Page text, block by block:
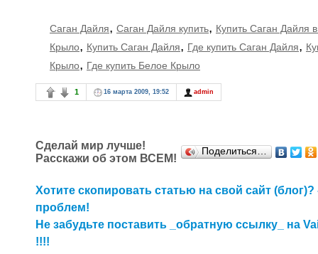
Саган Дайля, Саган Дайля купить, Купить Саган Дайля
Крыло, Купить Саган Дайля, Где купить Саган Дайля,
Крыло, Где купить Белое Крыло
1 16 марта 2009, 19:52 admin
Сделай мир лучше!
Расскажи об этом ВСЕМ!
Поделиться…
Хотите скопировать статью на свой сайт (блог)?
проблем!
Не забудьте поставить _обратную ссылку_ на
!!!!